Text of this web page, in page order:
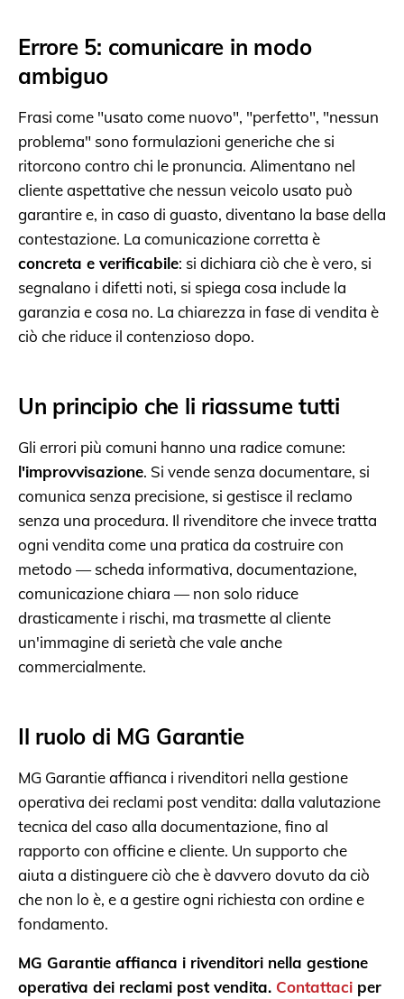
Errore 5: comunicare in modo
ambiguo
Frasi come "usato come nuovo", "perfetto", "nessun
problema" sono formulazioni generiche che si
ritorcono contro chi le pronuncia. Alimentano nel
cliente aspettative che nessun veicolo usato può
garantire e, in caso di guasto, diventano la base della
contestazione. La comunicazione corretta è
concreta e verificabile: si dichiara ciò che è vero, si
segnalano i difetti noti, si spiega cosa include la
garanzia e cosa no. La chiarezza in fase di vendita è
ciò che riduce il contenzioso dopo.
Un principio che li riassume tutti
Gli errori più comuni hanno una radice comune:
l'improvvisazione. Si vende senza documentare, si
comunica senza precisione, si gestisce il reclamo
senza una procedura. Il rivenditore che invece tratta
ogni vendita come una pratica da costruire con
metodo — scheda informativa, documentazione,
comunicazione chiara — non solo riduce
drasticamente i rischi, ma trasmette al cliente
un'immagine di serietà che vale anche
commercialmente.
Il ruolo di MG Garantie
MG Garantie affianca i rivenditori nella gestione
operativa dei reclami post vendita: dalla valutazione
tecnica del caso alla documentazione, fino al
rapporto con officine e cliente. Un supporto che
aiuta a distinguere ciò che è davvero dovuto da ciò
che non lo è, e a gestire ogni richiesta con ordine e
fondamento.
MG Garantie affianca i rivenditori nella gestione
operativa dei reclami post vendita. Contattaci per